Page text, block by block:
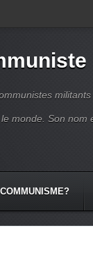
monde. Son nom